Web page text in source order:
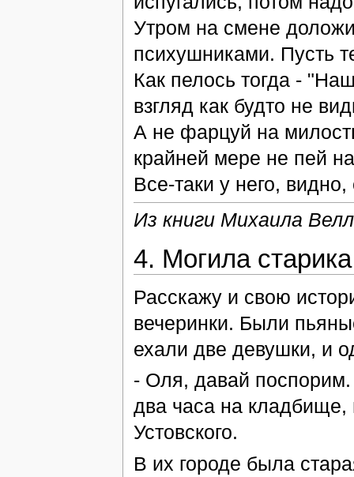
Утром на смене
психушниками. Пусть
Как пелось тогда -
взгляд как будто не
А не фарцуй на
крайней мере не пей
Все-таки у него,
Из книги Михаила
4. Могила старика
Расскажу и свою
вечеринки. Были
ехали две девушки, и
- Оля, давай
два часа на кладбище,
Устовского.
В их городе была